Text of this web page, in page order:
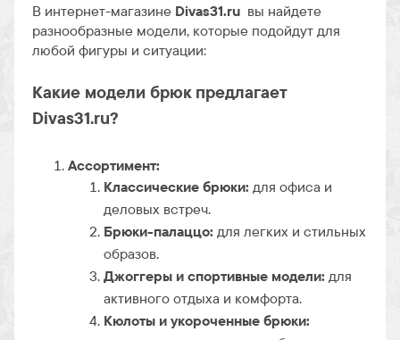
В интернет-магазине Divas31.ru вы найдете
разнообразные модели, которые подойдут для
любой фигуры и ситуации:
Какие модели брюк предлагает
Divas31.ru?
Ассортимент:
Классические брюки: для офиса и
деловых встреч.
Брюки-палаццо: для легких и стильных
образов.
Джоггеры и спортивные модели: для
активного отдыха и комфорта.
Кюлоты и укороченные брюки: